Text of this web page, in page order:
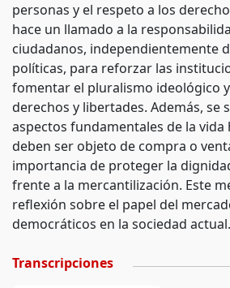
personas y el respeto a los
hace un llamado a la
ciudadanos, independientemente
políticas, para reforzar las
fomentar el pluralismo ideológico
derechos y libertades. Además, se
aspectos fundamentales de la vida
deben ser objeto de compra o
importancia de proteger la
frente a la mercantilización. Este
reflexión sobre el papel del
democráticos en la sociedad actual.
Transcripciones